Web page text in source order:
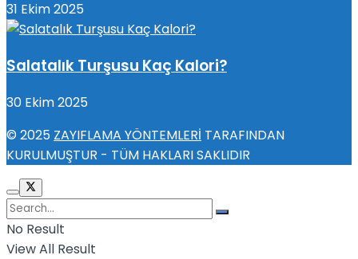
31 Ekim 2025
Salatalık Turşusu Kaç Kalori?
30 Ekim 2025
© 2025 ZAYIFLAMA YÖNTEMLERİ TARAFINDAN
KURULMUŞTUR - TÜM HAKLARI SAKLIDIR
No Result
View All Result